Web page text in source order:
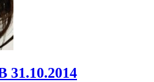
31.10.2014